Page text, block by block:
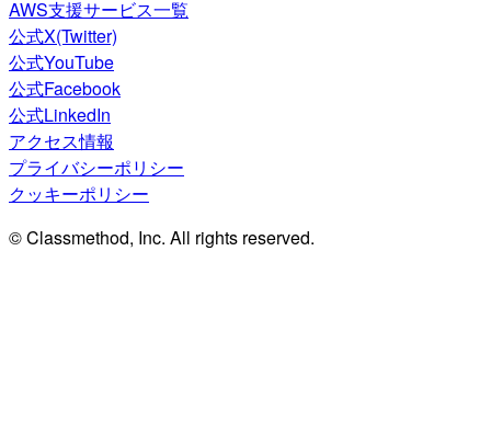
AWS支援サービス一覧
公式X(Twitter)
公式YouTube
公式Facebook
公式LinkedIn
アクセス情報
プライバシーポリシー
クッキーポリシー
© Classmethod, Inc. All rights reserved.